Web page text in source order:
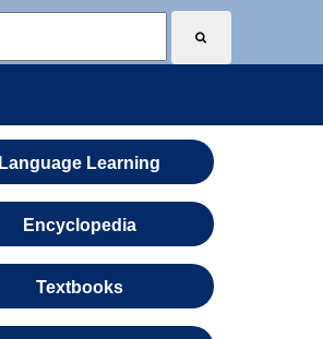
Language Learning
Encyclopedia
Textbooks